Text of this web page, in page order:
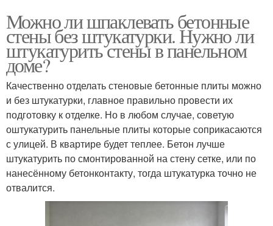
Можно ли шпаклевать бетонные
стены без штукатурки. Нужно ли
штукатурить стены в панельном
доме?
Качественно отделать стеновые бетонные плиты можно
и без штукатурки, главное правильно провести их
подготовку к отделке. Но в любом случае, советую
оштукатурить панельные плиты которые соприкасаются
с улицей. В квартире будет теплее. Бетон лучше
штукатурить по смонтированной на стену сетке, или по
нанесённому бетонконтакту, тогда штукатурка точно не
отвалится.